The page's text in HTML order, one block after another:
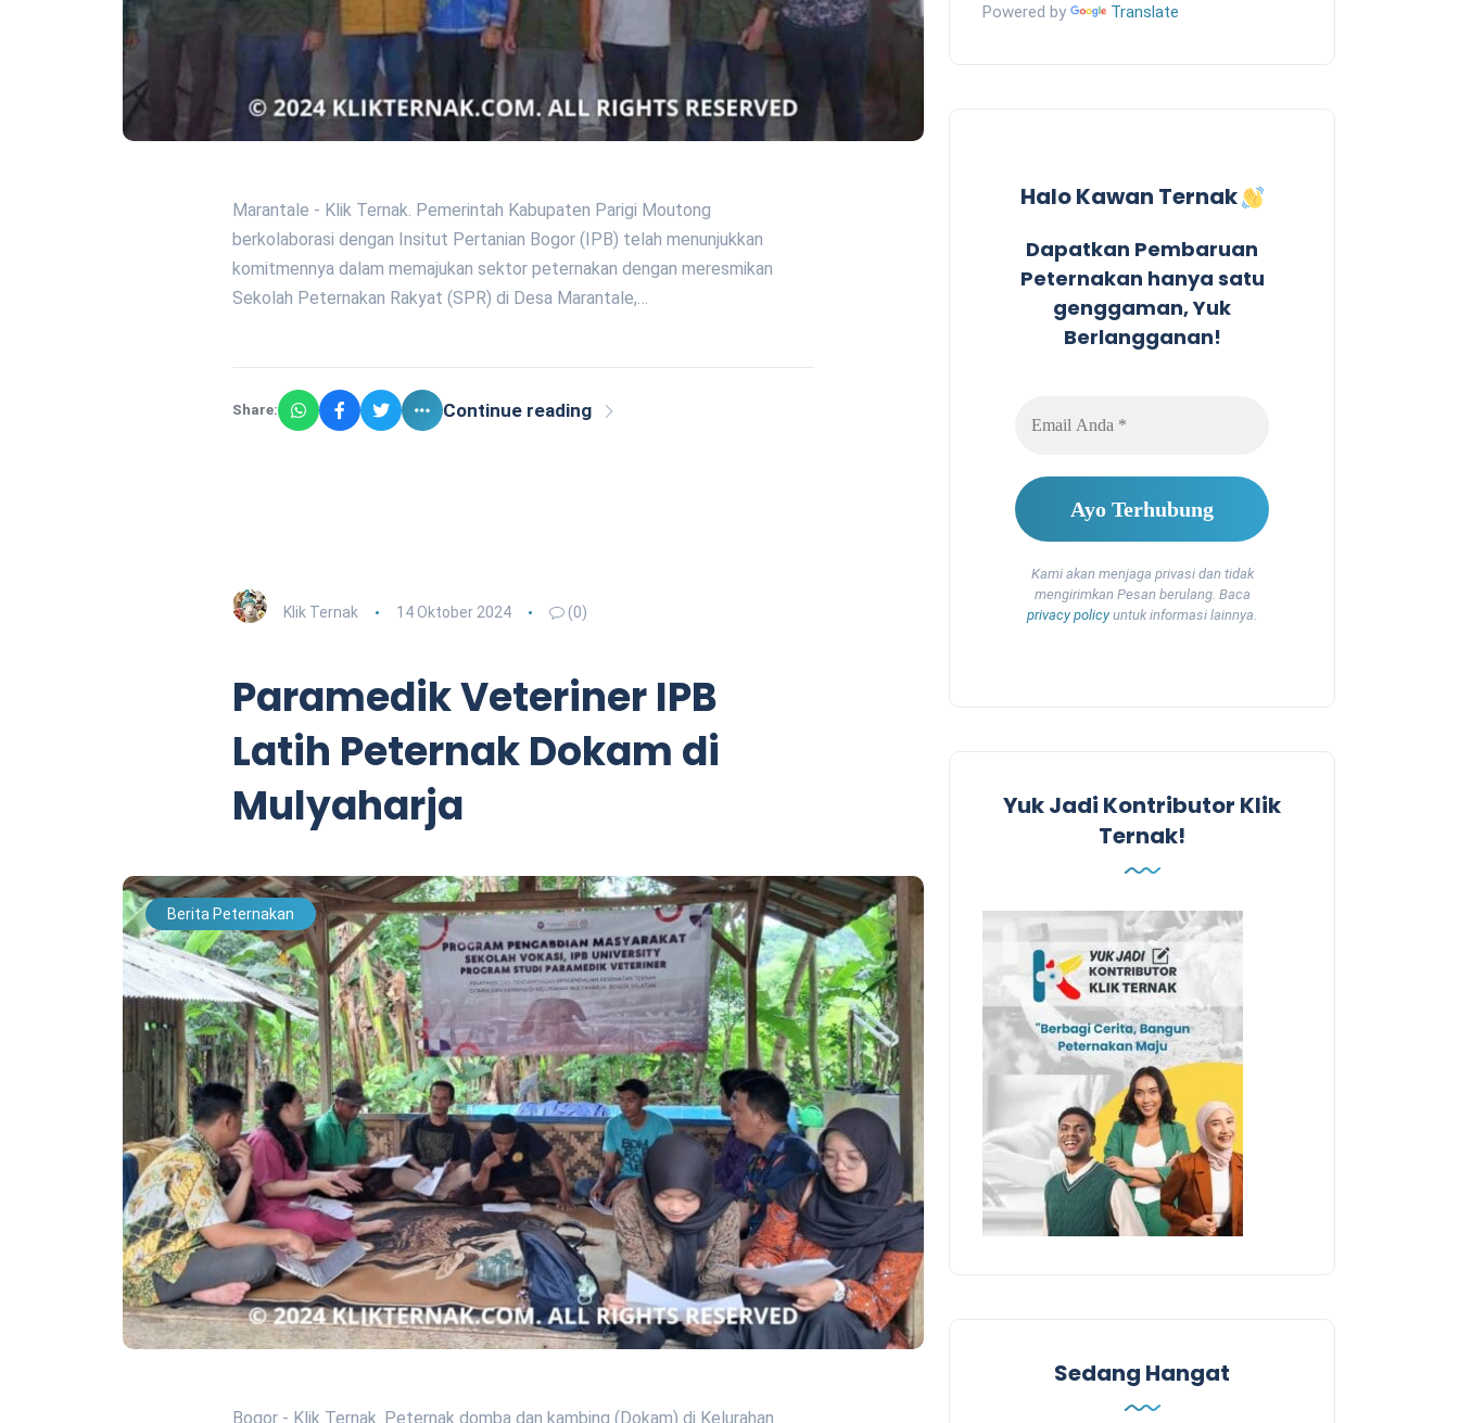
Marantale - Klik Ternak. Pemerintah Kabupaten Parigi Moutong
berkolaborasi dengan Insitut Pertanian Bogor (IPB) telah menunjukkan
komitmennya dalam memajukan sektor peternakan dengan meresmikan
Sekolah Peternakan Rakyat (SPR) di Desa Marantale,…
Share: Continue reading
Klik Ternak 14 Oktober 2024 (0)
Paramedik Veteriner IPB
Latih Peternak Dokam di
Mulyaharja
Berita Peternakan
Bogor - Klik Ternak. Peternak domba dan kambing (Dokam) di Kelurahan
Powered by Translate
Halo Kawan Ternak
Dapatkan Pembaruan
Peternakan hanya satu
genggaman, Yuk
Berlangganan!
Kami akan menjaga privasi dan tidak
mengirimkan Pesan berulang. Baca
privacy policyuntuk informasi lainnya.
Yuk Jadi Kontributor Klik
Ternak!
Sedang Hangat